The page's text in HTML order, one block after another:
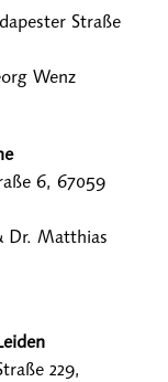
Straße
Wenz
6, 67059
Dr. Matthias
229,